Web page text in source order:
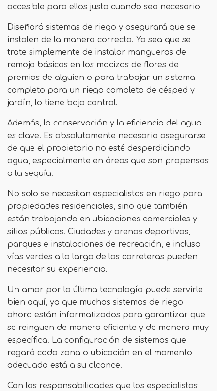
accesible para ellos justo cuando sea necesario.
Diseñará sistemas de riego y asegurará que se
instalen de la manera correcta. Ya sea que se
trate simplemente de instalar mangueras de
remojo básicas en los macizos de flores de
premios de alguien o para trabajar un sistema
completo para un riego completo de césped y
jardín, lo tiene bajo control.
Además, la conservación y la eficiencia del agua
es clave. Es absolutamente necesario asegurarse
de que el propietario no esté desperdiciando
agua, especialmente en áreas que son propensas
a la sequía.
No solo se necesitan especialistas en riego para
propiedades residenciales, sino que también
están trabajando en ubicaciones comerciales y
sitios públicos. Ciudades y arenas deportivas,
parques e instalaciones de recreación, e incluso
vías verdes a lo largo de las carreteras pueden
necesitar su experiencia.
Un amor por la última tecnología puede servirle
bien aquí, ya que muchos sistemas de riego
ahora están informatizados para garantizar que
se reinguen de manera eficiente y de manera muy
específica. La configuración de sistemas que
regará cada zona o ubicación en el momento
adecuado está a su alcance.
Con las responsabilidades que los especialistas